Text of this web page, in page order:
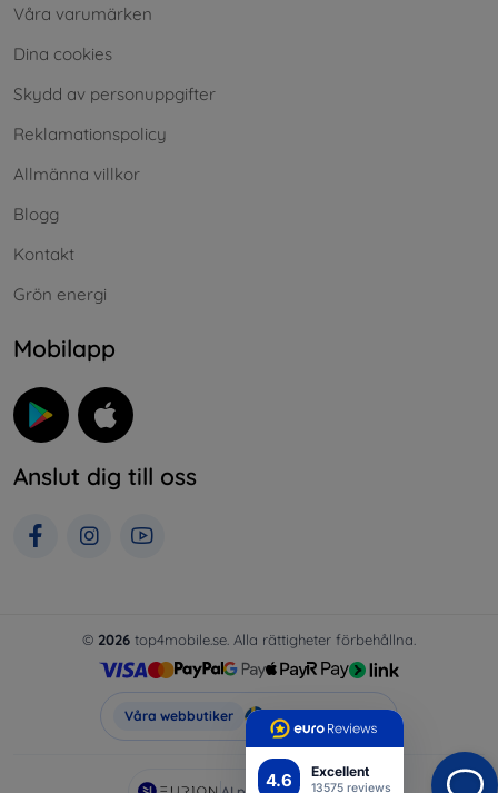
4.6 Excellent
13575 reviews
Våra varumärken
Dina cookies
Skydd av personuppgifter
Reklamationspolicy
Allmänna villkor
Blogg
Kontakt
Grön energi
Mobilapp
Anslut dig till oss
© 2026 top4mobile.se. Alla rättigheter förbehållna.
Våra webbutiker Top4Mobile.se